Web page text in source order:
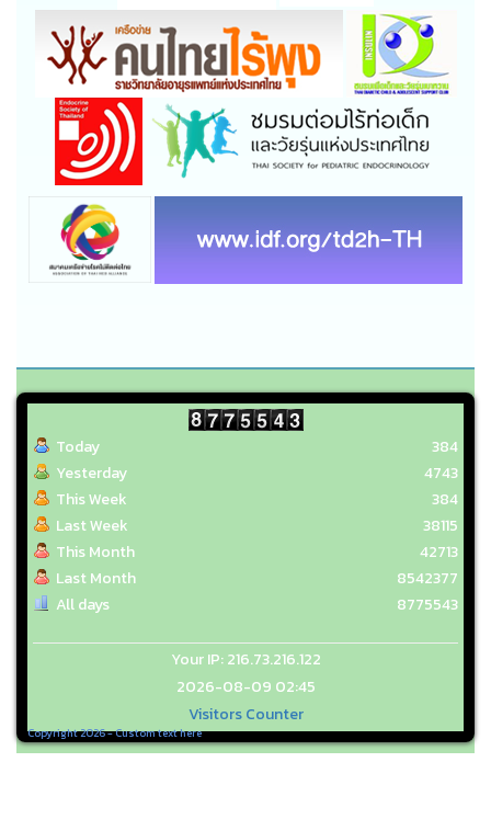
Copyright 2026 - Custom text here
Today
Yesterday
This Week
Last Week
This Month
Last Month
All days
384
4743
384
38115
42713
8542377
8775543
Your IP: 216.73.216.122
2026-08-09 02:45
Visitors Counter